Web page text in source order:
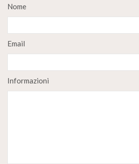
Nome
Email
Informazioni